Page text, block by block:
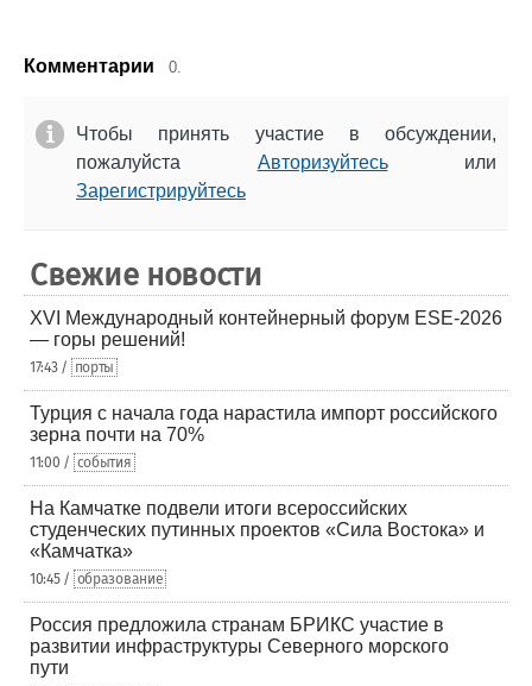
Комментарии 0.
Чтобы принять участие в обсуждении,
пожалуйста Авторизуйтесьили
Зарегистрируйтесь
Свежие новости
XVI Международный контейнерный форум ESE-2026
— горы решений!
17:43 / порты
Турция с начала года нарастила импорт российского
зерна почти на 70%
11:00 / события
На Камчатке подвели итоги всероссийских
студенческих путинных проектов «Сила Востока» и
«Камчатка»
10:45 / образование
Россия предложила странам БРИКС участие в
развитии инфраструктуры Северного морского
пути